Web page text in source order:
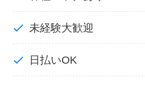
未経験大歓迎
日払いOK